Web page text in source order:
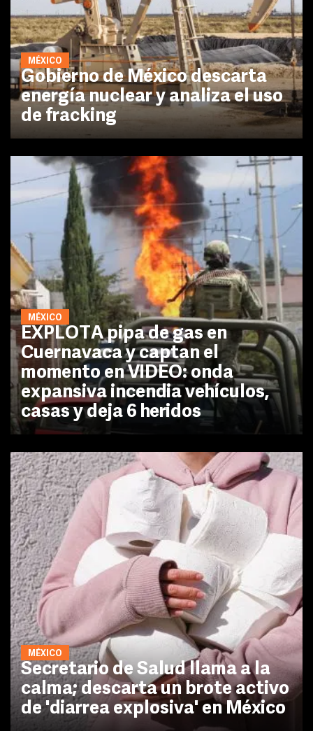
MÉXICO
Gobierno de México descarta
energía nuclear y analiza el uso
de fracking
MÉXICO
EXPLOTA pipa de gas en
Cuernavaca y captan el
momento en VIDEO: onda
expansiva incendia vehículos,
casas y deja 6 heridos
MÉXICO
Secretario de Salud llama a la
calma; descarta un brote activo
de 'diarrea explosiva' en México